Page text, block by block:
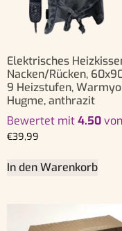
Elektrisches
Nacken/Rücken,
9 Heizstufen,
Hugme, anthrazit
Bewertet mit4.50
€39,99
In den Warenkorb